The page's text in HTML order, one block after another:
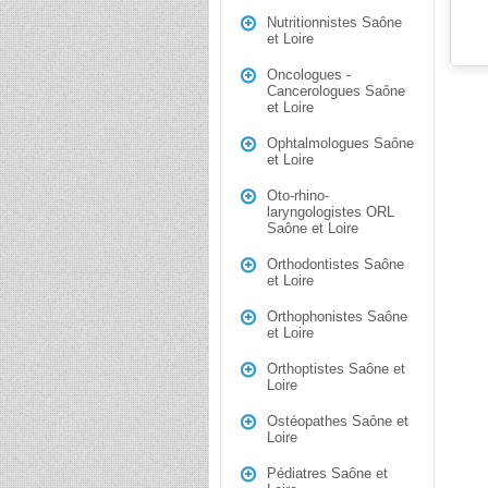
Nutritionnistes Saône
et Loire
Oncologues -
Cancerologues Saône
et Loire
Ophtalmologues Saône
et Loire
Oto-rhino-
laryngologistes ORL
Saône et Loire
Orthodontistes Saône
et Loire
Orthophonistes Saône
et Loire
Orthoptistes Saône et
Loire
Ostéopathes Saône et
Loire
Pédiatres Saône et